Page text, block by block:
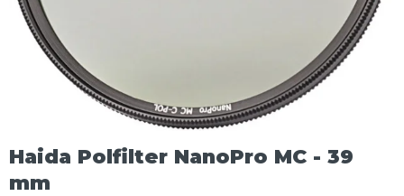
Haida Polfilter NanoPro MC - 39
mm